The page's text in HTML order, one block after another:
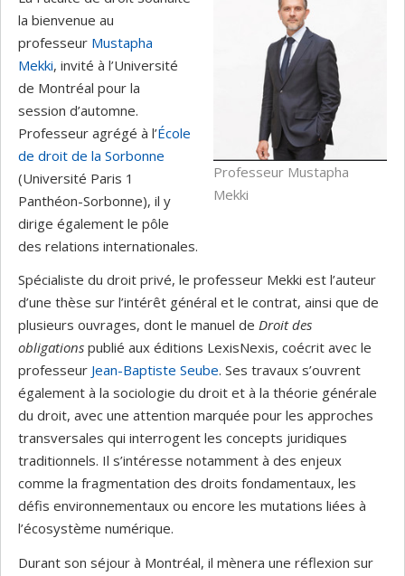
Professeur Mustapha
Mekki
la bienvenue au
professeur Mustapha
Mekki, invité à l’Université
de Montréal pour la
session d’automne.
Professeur agrégé à l’École
de droit de la Sorbonne
(Université Paris 1
Panthéon-Sorbonne), il y
dirige également le pôle
des relations internationales.
Spécialiste du droit privé, le professeur Mekki est l’auteur
d’une thèse sur l’intérêt général et le contrat, ainsi que de
plusieurs ouvrages, dont le manuel de Droit des
obligations publié aux éditions LexisNexis, coécrit avec le
professeur Jean-Baptiste Seube. Ses travaux s’ouvrent
également à la sociologie du droit et à la théorie générale
du droit, avec une attention marquée pour les approches
transversales qui interrogent les concepts juridiques
traditionnels. Il s’intéresse notamment à des enjeux
comme la fragmentation des droits fondamentaux, les
défis environnementaux ou encore les mutations liées à
l’écosystème numérique.
Durant son séjour à Montréal, il mènera une réflexion sur